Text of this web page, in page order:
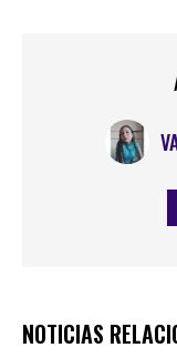
NOTICIAS